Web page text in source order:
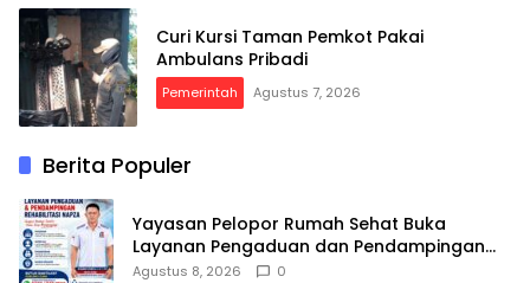
Curi Kursi Taman Pemkot Pakai
Ambulans Pribadi
Pemerintah Agustus 7, 2026
Berita Populer
Yayasan Pelopor Rumah Sehat Buka
Layanan Pengaduan dan Pendampingan
Rehabilitasi NAPZA 24 Jam
Agustus 8, 2026 0